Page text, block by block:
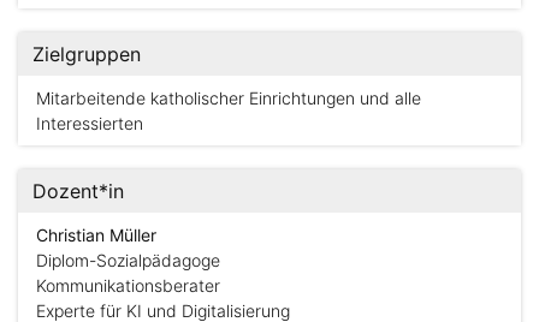
Zielgruppen
Mitarbeitende katholischer Einrichtungen und alle
Interessierten
Dozent*in
Christian Müller
Diplom-Sozialpädagoge
Kommunikationsberater
Experte für KI und Digitalisierung